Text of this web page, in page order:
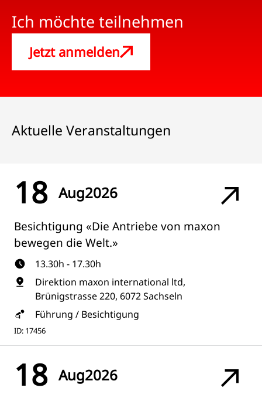
Ich möchte teilnehmen
Jetzt anmelden
Aktuelle Veranstaltungen
18 Aug2026
Besichtigung «Die Antriebe von maxon
bewegen die Welt.»
13.30h - 17.30h
Direktion maxon international ltd,
Brünigstrasse 220, 6072 Sachseln
Führung / Besichtigung
ID: 17456
18 Aug2026